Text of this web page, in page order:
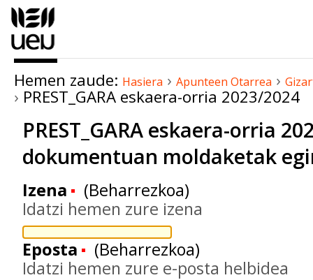
Hemen zaude: Hasiera › Apunteen Otarrea ›
› PREST_GARA eskaera-orria 2023/2024
PREST_GARA eskaera-orria
dokumentuan moldaketak
Izena
(Beharrezkoa)
Idatzi hemen zure izena
Eposta
(Beharrezkoa)
Idatzi hemen zure e-posta helbidea